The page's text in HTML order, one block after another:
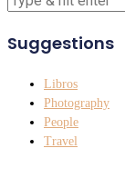
Suggestions
Libros
Photography
People
Travel